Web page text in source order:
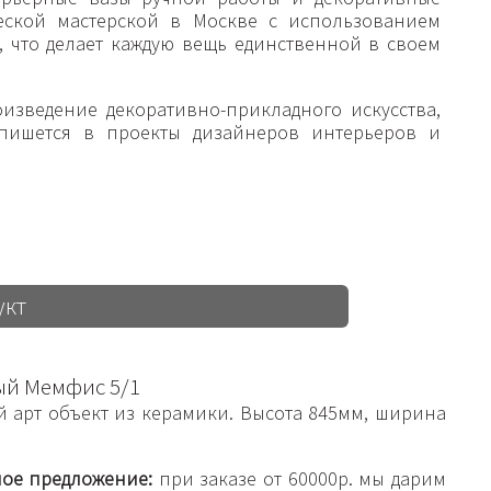
мастерской в Москве с использованием
делает каждую вещь единственной в своем
декоративно-прикладного искусства,
в проекты дизайнеров интерьеров и
Мемфис 5/1
арт объект из керамики. Высота 845мм, ширина
предложение: при заказе от 60000р. мы дарим